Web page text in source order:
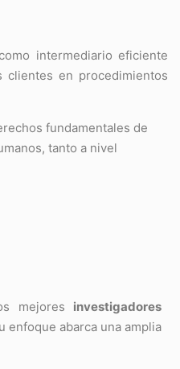
intermediario eficiente
clientes en procedimientos
fundamentales de
tanto a nivel
mejores investigadores
enfoque abarca una amplia